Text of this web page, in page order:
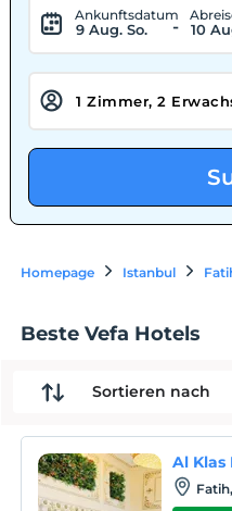
Ankunftsdatum
9 Aug. So. - 10
Homepage Istanbul
Beste Vefa Hotels
Sortieren nach
Al Klas